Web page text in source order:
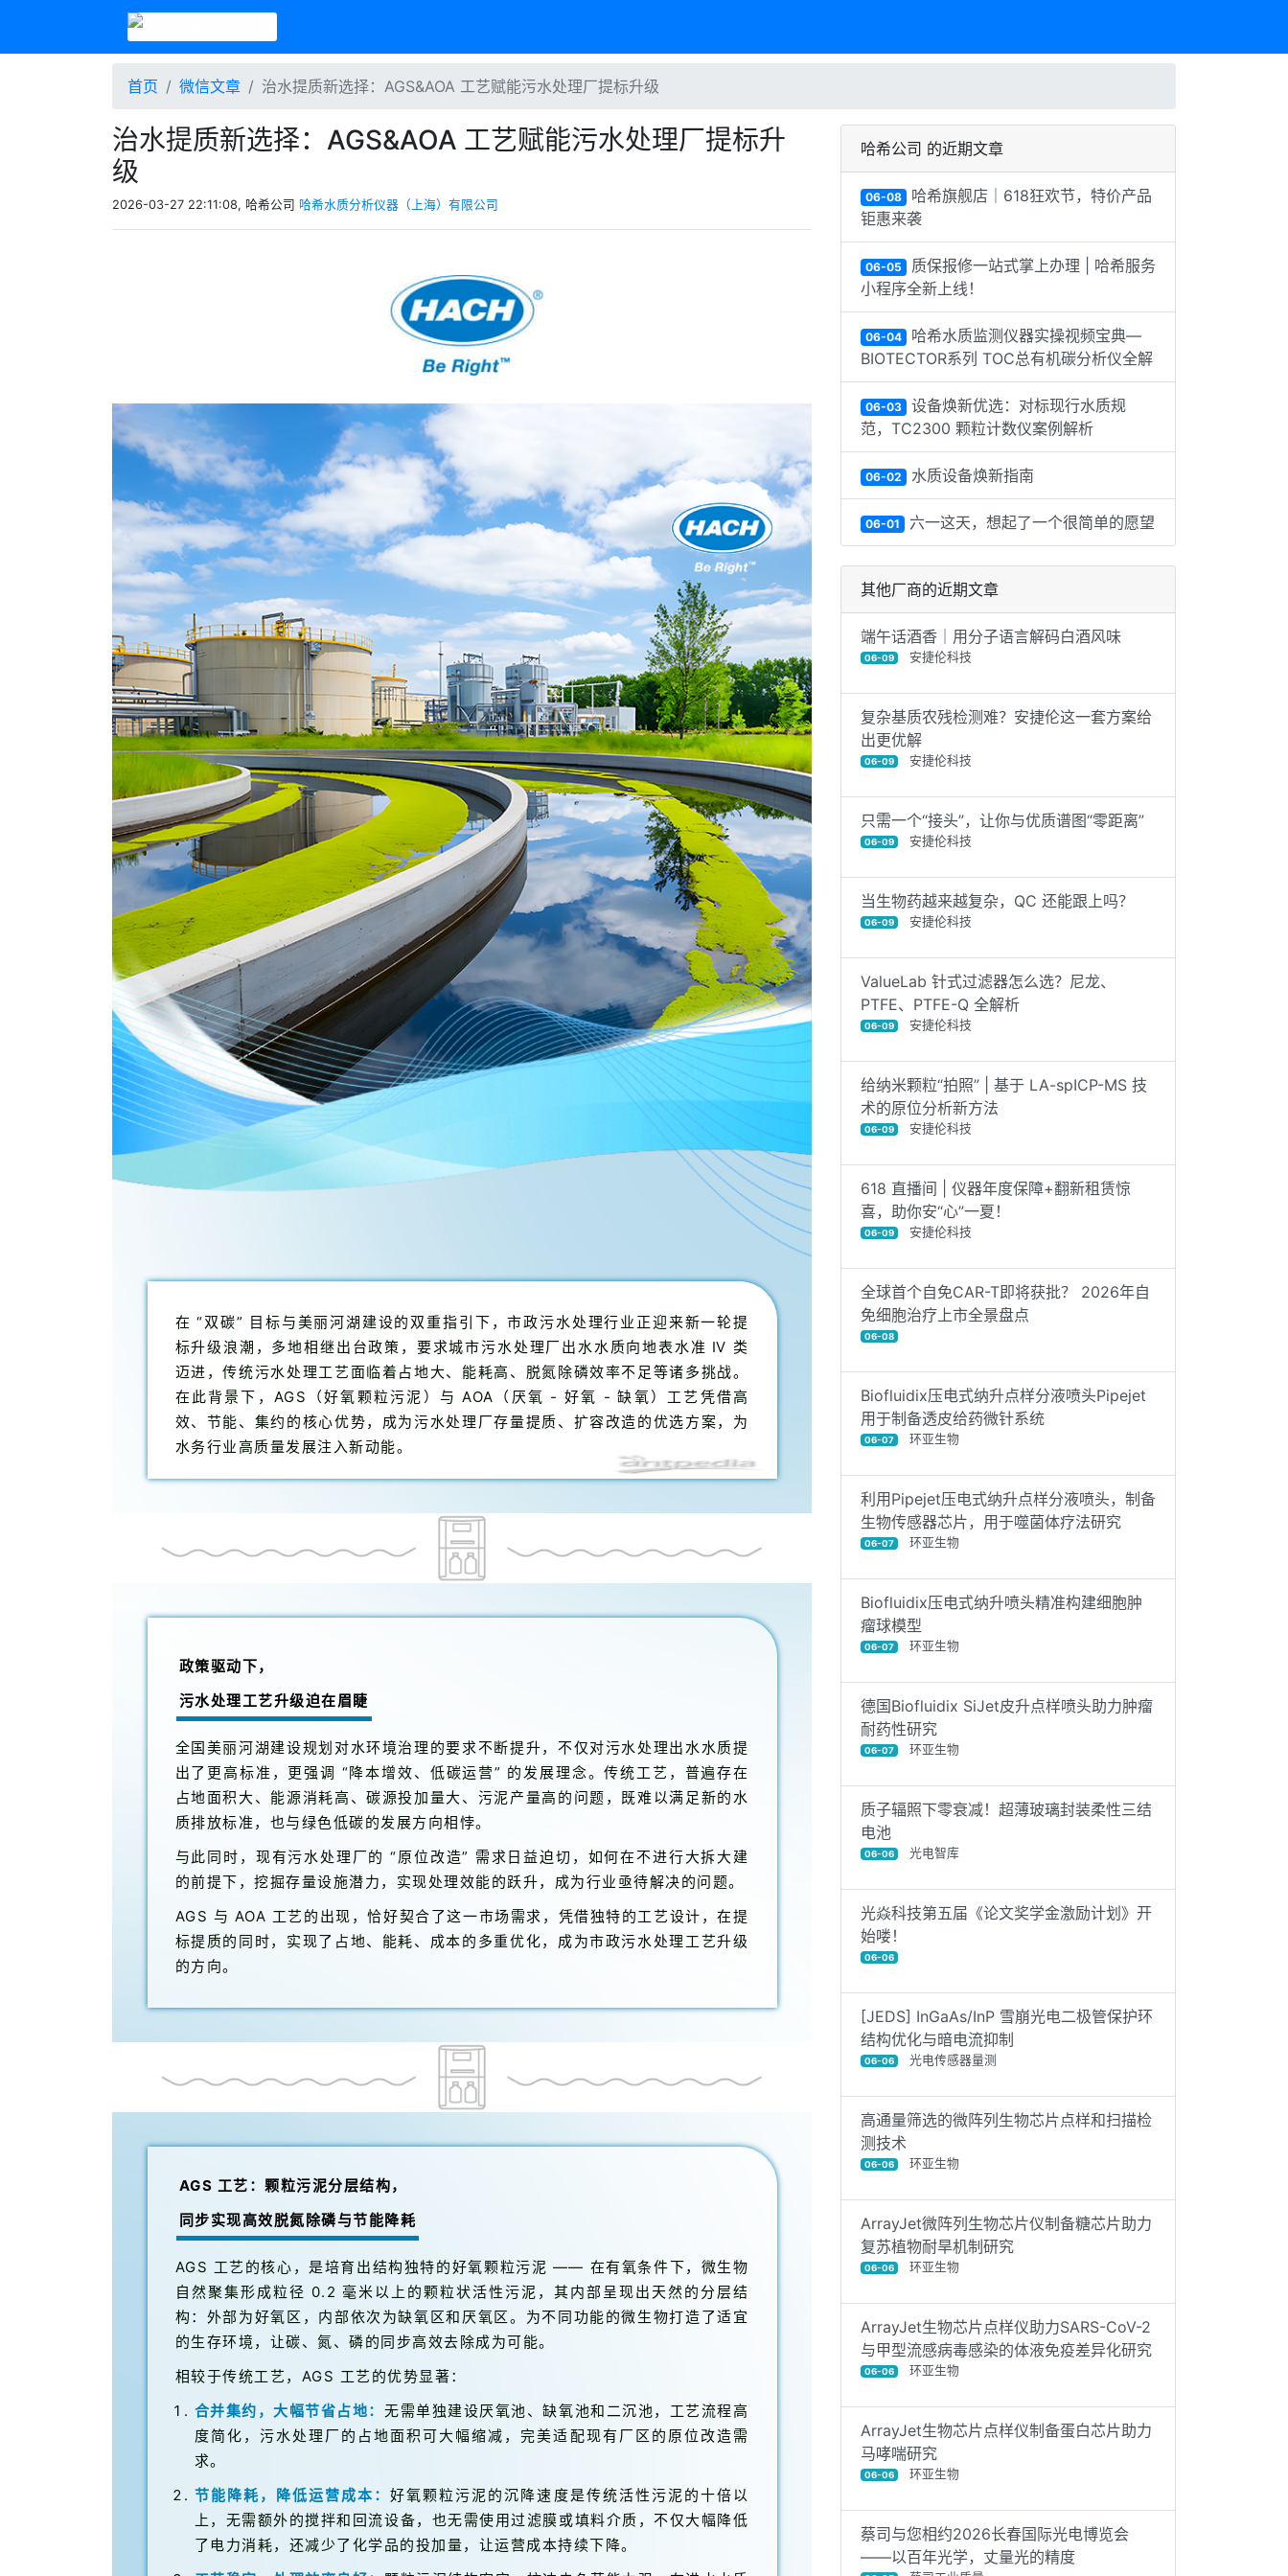
首页 微信文章 治水提质新选择：AGS&AOA 工艺赋能污水处理厂提标升级
治水提质新选择：AGS&AOA 工艺赋能污水处理厂提标升
级
2026-03-27 22:11:08, 哈希公司 哈希水质分析仪器（上海）有限公司
在 “双碳” 目标与美丽河湖建设的双重指引下，市政污水处理行业正迎来新一轮提
标升级浪潮，多地相继出台政策，要求城市污水处理厂出水水质向地表水准 Ⅳ 类
迈进，传统污水处理工艺面临着占地大、能耗高、脱氮除磷效率不足等诸多挑战。
在此背景下，AGS（好氧颗粒污泥）与 AOA（厌氧 - 好氧 - 缺氧）工艺凭借高
效、节能、集约的核心优势，成为污水处理厂存量提质、扩容改造的优选方案，为
水务行业高质量发展注入新动能。
政策驱动下，
污水处理工艺升级迫在眉睫
全国美丽河湖建设规划对水环境治理的要求不断提升，不仅对污水处理出水水质提
出了更高标准，更强调 “降本增效、低碳运营” 的发展理念。传统工艺，普遍存在
占地面积大、能源消耗高、碳源投加量大、污泥产量高的问题，既难以满足新的水
质排放标准，也与绿色低碳的发展方向相悖。
与此同时，现有污水处理厂的 “原位改造” 需求日益迫切，如何在不进行大拆大建
的前提下，挖掘存量设施潜力，实现处理效能的跃升，成为行业亟待解决的问题。
AGS 与 AOA 工艺的出现，恰好契合了这一市场需求，凭借独特的工艺设计，在提
标提质的同时，实现了占地、能耗、成本的多重优化，成为市政污水处理工艺升级
的方向。
AGS 工艺：颗粒污泥分层结构，
同步实现高效脱氮除磷与节能降耗
AGS 工艺的核心，是培育出结构独特的好氧颗粒污泥 —— 在有氧条件下，微生物
自然聚集形成粒径 0.2 毫米以上的颗粒状活性污泥，其内部呈现出天然的分层结
构：外部为好氧区，内部依次为缺氧区和厌氧区。为不同功能的微生物打造了适宜
的生存环境，让碳、氮、磷的同步高效去除成为可能。
相较于传统工艺，AGS 工艺的优势显著：
合并集约，大幅节省占地：无需单独建设厌氧池、缺氧池和二沉池，工艺流程高
度简化，污水处理厂的占地面积可大幅缩减，完美适配现有厂区的原位改造需
求。
节能降耗，降低运营成本：好氧颗粒污泥的沉降速度是传统活性污泥的十倍以
上，无需额外的搅拌和回流设备，也无需使用过滤膜或填料介质，不仅大幅降低
了电力消耗，还减少了化学品的投加量，让运营成本持续下降。
哈希公司 的近期文章
06-08 哈希旗舰店｜618狂欢节，特价产品
钜惠来袭
06-05 质保报修一站式掌上办理 | 哈希服务
小程序全新上线！
06-04 哈希水质监测仪器实操视频宝典—
BIOTECTOR系列 TOC总有机碳分析仪全解
06-03 设备焕新优选：对标现行水质规
范，TC2300 颗粒计数仪案例解析
06-02 水质设备焕新指南
06-01 六一这天，想起了一个很简单的愿望
其他厂商的近期文章
端午话酒香｜用分子语言解码白酒风味
06-09 安捷伦科技
复杂基质农残检测难？安捷伦这一套方案给
出更优解
06-09 安捷伦科技
只需一个“接头”，让你与优质谱图“零距离”
06-09 安捷伦科技
当生物药越来越复杂，QC 还能跟上吗？
06-09 安捷伦科技
ValueLab 针式过滤器怎么选？尼龙、
PTFE、PTFE-Q 全解析
06-09 安捷伦科技
给纳米颗粒“拍照” | 基于 LA-spICP-MS 技
术的原位分析新方法
06-09 安捷伦科技
618 直播间 | 仪器年度保障+翻新租赁惊
喜，助你安“心”一夏！
06-09 安捷伦科技
全球首个自免CAR-T即将获批？ 2026年自
免细胞治疗上市全景盘点
06-08
Biofluidix压电式纳升点样分液喷头Pipejet
用于制备透皮给药微针系统
06-07 环亚生物
利用Pipejet压电式纳升点样分液喷头，制备
生物传感器芯片，用于噬菌体疗法研究
06-07 环亚生物
Biofluidix压电式纳升喷头精准构建细胞肿
瘤球模型
06-07 环亚生物
德国Biofluidix SiJet皮升点样喷头助力肿瘤
耐药性研究
06-07 环亚生物
质子辐照下零衰减！超薄玻璃封装柔性三结
电池
06-06 光电智库
光焱科技第五届《论文奖学金激励计划》开
始喽！
06-06
[JEDS] InGaAs/InP 雪崩光电二极管保护环
结构优化与暗电流抑制
06-06 光电传感器量测
高通量筛选的微阵列生物芯片点样和扫描检
测技术
06-06 环亚生物
ArrayJet微阵列生物芯片仪制备糖芯片助力
复苏植物耐旱机制研究
06-06 环亚生物
ArrayJet生物芯片点样仪助力SARS-CoV-2
与甲型流感病毒感染的体液免疫差异化研究
06-06 环亚生物
ArrayJet生物芯片点样仪制备蛋白芯片助力
马哮喘研究
06-06 环亚生物
蔡司与您相约2026长春国际光电博览会
——以百年光学，丈量光的精度